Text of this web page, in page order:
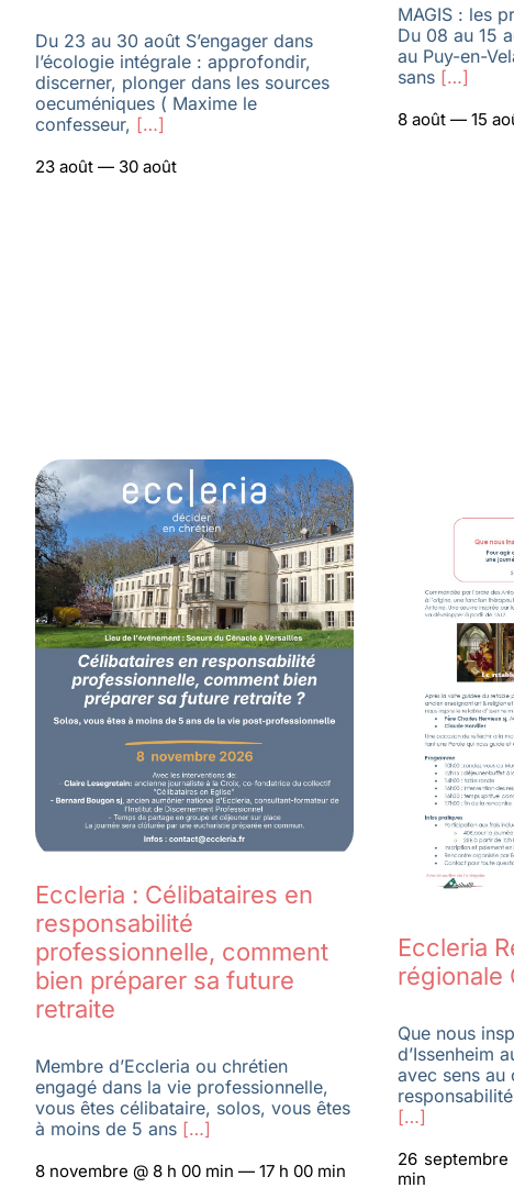
Du 23 au 30 août S’engager dans
l’écologie intégrale : approfondir,
discerner, plonger dans les sources
oecuméniques ( Maxime le
confesseur, […]
23 août — 30 août
MAGIS : les
Du 08 au 15
au Puy-en-
sans[…]
8 août — 15
Eccleria : Célibataires en
responsabilité
professionnelle, comment
bien préparer sa future
retraite
Membre d’Eccleria ou chrétien
engagé dans la vie professionnelle,
vous êtes célibataire, solos, vous êtes
à moins de 5 ans[…]
8 novembre @ 8 h 00 min — 17 h 00 min
Eccleria
régionale
Que nous
d’Issenheim
avec sens
[…]
26
min